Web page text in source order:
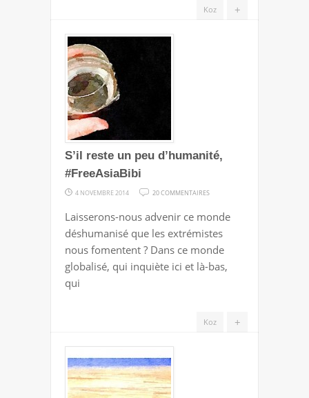
LIBERTÉ
+
Koz
S’il reste un peu d’humanité,
#FreeAsiaBibi
4 NOVEMBRE 2014 20 COMMENTAIRES
RESTE
UN
PEU
D’HUMANITÉ,
Laisserons-nous advenir ce monde
déshumanisé que les extrémistes
nous fomentent ? Dans ce monde
globalisé, qui inquiète ici et là-bas,
qui
+
Koz